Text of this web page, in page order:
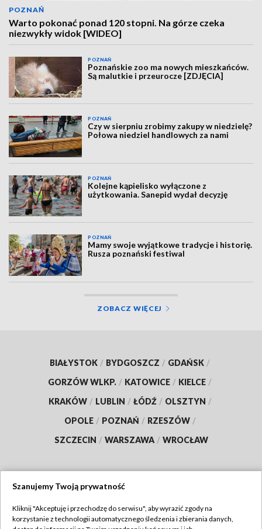
POZNAŃ
Warto pokonać ponad 120 stopni. Na górze czeka
niezwykły widok [WIDEO]
POZNAŃ
Poznańskie zoo ma nowych mieszkańców.
Są malutkie i przeurocze [ZDJĘCIA]
POZNAŃ
Czy w sierpniu zrobimy zakupy w niedzielę?
Połowa niedziel handlowych za nami
POZNAŃ
Kolejne kąpielisko wyłączone z
użytkowania. Sanepid wydał decyzję
POZNAŃ
Mamy swoje wyjątkowe tradycje i historię.
Rusza poznański festiwal
ZOBACZ WIĘCEJ
BIAŁYSTOK / BYDGOSZCZ / GDAŃSK /
GORZÓW WLKP. / KATOWICE / KIELCE /
KRAKÓW / LUBLIN / ŁÓDŹ / OLSZTYN /
OPOLE / POZNAŃ / RZESZÓW /
SZCZECIN / WARSZAWA / WROCŁAW
TVP
Szanujemy Twoją prywatność
Kliknij "Akceptuję i przechodzę do serwisu", aby wyrazić zgody na
korzystanie z technologii automatycznego śledzenia i zbierania danych,